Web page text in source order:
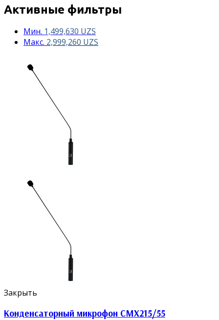
Активные фильтры
Мин. 1,499,630 UZS
Макс. 2,999,260 UZS
Закрыть
Конденсаторный микрофон CMX215/55